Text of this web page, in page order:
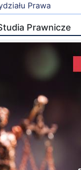
Prawa
Prawnicze